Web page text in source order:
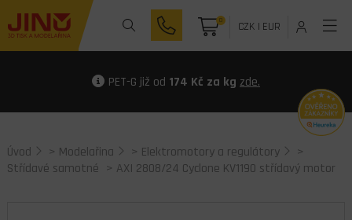
0 CZK| EUR
PET-G již od 174 Kč za kg zde.
Úvod > Modelařina > Elektromotory a regulátory
>
Střídavé samotné > AXI 2808/24 Cyclone KV1190 střídavý motor